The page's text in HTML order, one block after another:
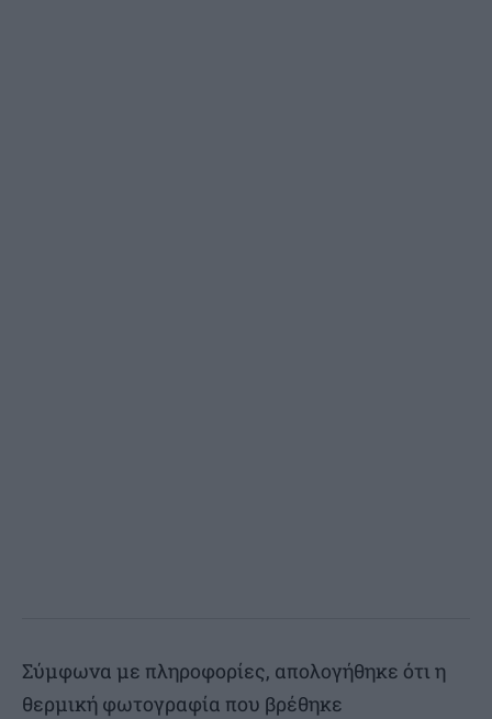
Σύμφωνα με πληροφορίες, απολογήθηκε ότι η
θερμική φωτογραφία που βρέθηκε